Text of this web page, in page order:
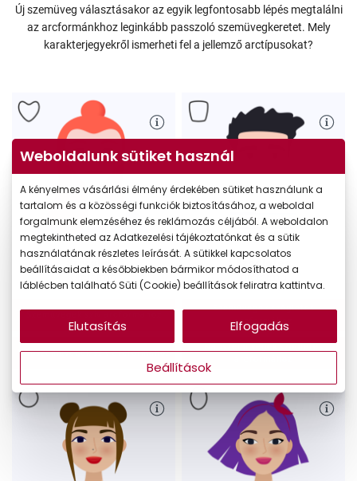
Új szemüveg választásakor az egyik legfontosabb lépés megtalálni
az arcformánkhoz leginkább passzoló szemüvegkeretet. Mely
karakterjegyekről ismerheti fel a jellemző arctípusokat?
Szív alakú
arcforma
Napszemüvegek szív arcformához
Szögletes
arcforma
Szemüvegek szögletes
arcformához
Weboldalunk sütiket használ
A kényelmes vásárlási élmény érdekében sütiket használunk a
tartalom és a közösségi funkciók biztosításához, a weboldal
forgalmunk elemzéséhez és reklámozás céljából. A weboldalon
megtekintheted az Adatkezelési tájékoztatónkat és a sütik
használatának részletes leírását. A sütikkel kapcsolatos
beállításaidat a későbbiekben bármikor módosíthatod a
láblécben található Süti (Cookie) beállítások feliratra kattintva.
Beállítások
Elutasítás Elfogadás